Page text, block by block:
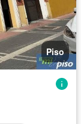
Piso